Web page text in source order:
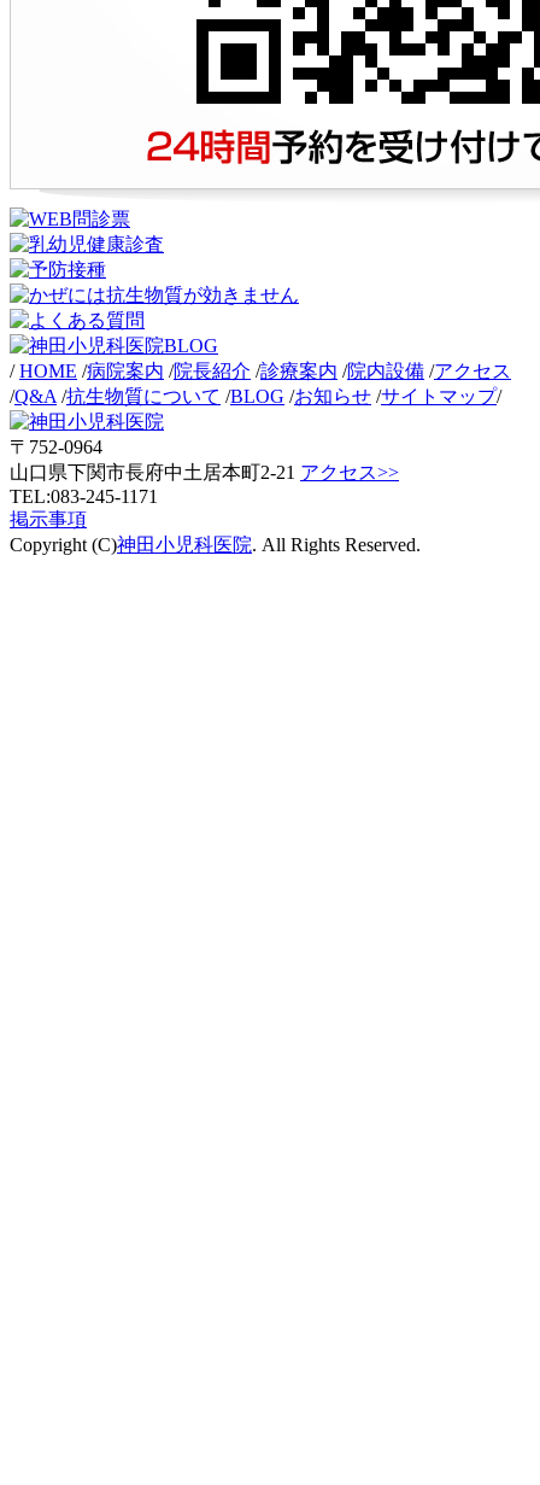
/HOME /病院案内 /院長紹介 /診療案内 /院内設備 /アクセス
/Q&A /抗生物質について /BLOG /お知らせ /サイトマップ/
〒752-0964
山口県下関市長府中土居本町2-21 アクセス>>
TEL:083-245-1171
掲示事項
Copyright (C)神田小児科医院. All Rights Reserved.